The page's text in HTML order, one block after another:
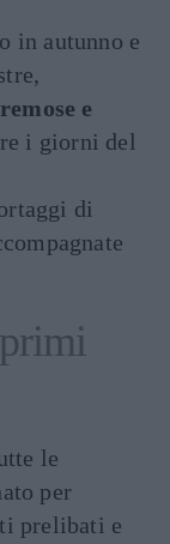
in autunno e
e
i giorni del
di
le
per
prelibati e